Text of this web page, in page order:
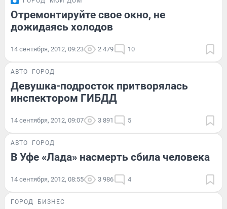
Отремонтируйте свое окно, не
дожидаясь холодов
14 сентября, 2012, 09:23 2 479 10
АВТО ГОРОД
Девушка-подросток притворялась
инспектором ГИБДД
14 сентября, 2012, 09:07 3 891 5
АВТО ГОРОД
В Уфе «Лада» насмерть сбила человека
14 сентября, 2012, 08:55 3 986 4
ГОРОД БИЗНЕС